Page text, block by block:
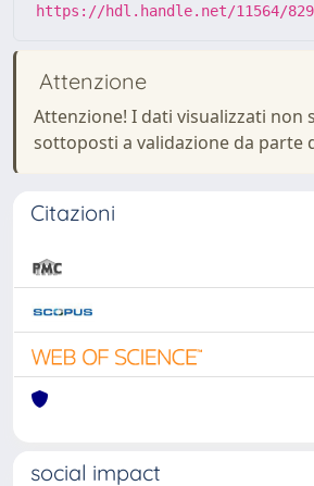
https://hdl.handle.net/11564/
Attenzione
Attenzione! I dati visualizzati non
sottoposti a validazione da parte
Citazioni
social impact